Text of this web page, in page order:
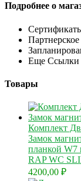
Подробнее о
Еще Ссылки
Товары
Комплект
Замок
планкой W7
RAP WC
4200,00 ₽